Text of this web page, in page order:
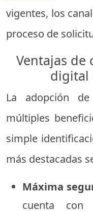
vigentes, los
proceso de
Ventajas de
digital
La adopción
múltiples
simple
más destacadas
Máxima
cuenta con